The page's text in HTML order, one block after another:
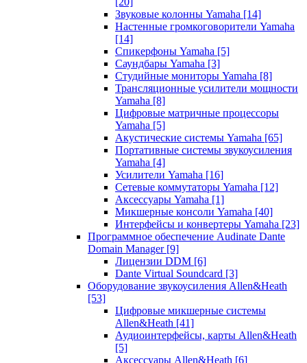
Звуковые колонны Yamaha [14]
Настенные громкоговорители Yamaha
[14]
Спикерфоны Yamaha [5]
Саундбары Yamaha [3]
Студийные мониторы Yamaha [8]
Трансляционные усилители мощности
Yamaha [8]
Цифровые матричные процессоры
Yamaha [5]
Акустические системы Yamaha [65]
Портативные системы звукоусиления
Yamaha [4]
Усилители Yamaha [16]
Сетевые коммутаторы Yamaha [12]
Аксессуары Yamaha [1]
Микшерные консоли Yamaha [40]
Интерфейсы и конвертеры Yamaha [23]
Программное обеспечение Audinate Dante
Domain Manager [9]
Лицензии DDM [6]
Dante Virtual Soundcard [3]
Оборудование звукоусиления Allen&Heath
[53]
Цифровые микшерные системы
Allen&Heath [41]
Аудиоинтерфейсы, карты Allen&Heath
[5]
Аксессуары Allen&Heath [6]